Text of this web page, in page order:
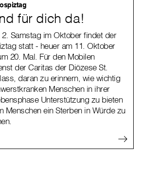
für dich da!
Samstag im Oktober findet der
statt - heuer am 11. Oktober
20. Mal. Für den Mobilen
der Caritas der Diözese St.
daran zu erinnern, wie wichtig
Menschen in ihrer
Unterstützung zu bieten
Menschen ein Sterben in Würde zu